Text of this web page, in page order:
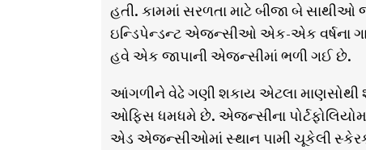
હતી. કામમાં સરળતા માટે બીજા બે
ઇન્ડિપેન્ડન્ટ એજન્સીઓ એક-એક વર્ષના
હવે એક જાપાની એજન્સીમાં ભળી ગઈ છે.
આંગળીને વેઢે ગણી શકાય એટલા માણસોથી
ઓફિસ ધમધમે છે. એજન્સીના પોર્ટફોલિયોમાં
એડ એજન્સીઓમાં સ્થાન પામી ચૂકેલી